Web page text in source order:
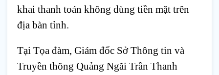
khai thanh toán không dùng tiền mặt trên
địa bàn tỉnh.
Tại Tọa đàm, Giám đốc Sở Thông tin và
Truyền thông Quảng Ngãi Trần Thanh